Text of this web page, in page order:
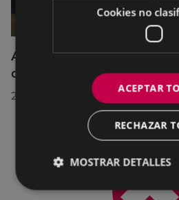
Acuerdos adoptados por
celebrado el 27 de julio
28/07/2026
Cookies no
ACEPTAR
RECHAZAR
MOSTRAR DETALLES